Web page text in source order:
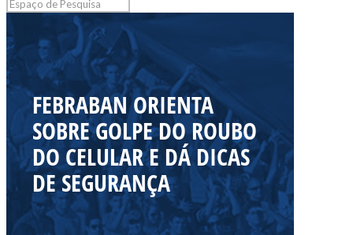
FEBRABAN ORIENTA
SOBRE GOLPE DO ROUBO
DO CELULAR E DÁ DICAS
DE SEGURANÇA